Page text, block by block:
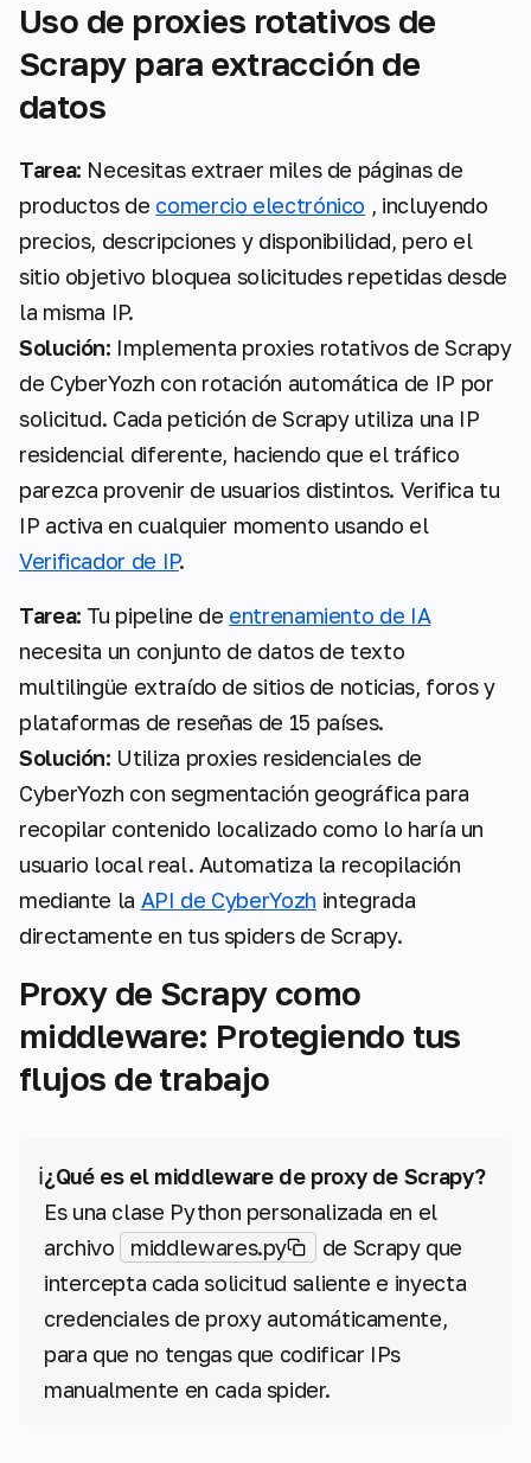
Uso de proxies rotativos de
Scrapy para extracción de
datos
Tarea: Necesitas extraer miles de páginas de
productos de comercio electrónico , incluyendo
precios, descripciones y disponibilidad, pero el
sitio objetivo bloquea solicitudes repetidas desde
la misma IP.
Solución: Implementa proxies rotativos de Scrapy
de CyberYozh con rotación automática de IP por
solicitud. Cada petición de Scrapy utiliza una IP
residencial diferente, haciendo que el tráfico
parezca provenir de usuarios distintos. Verifica tu
IP activa en cualquier momento usando el
Verificador de IP.
Tarea: Tu pipeline de entrenamiento de IA
necesita un conjunto de datos de texto
multilingüe extraído de sitios de noticias, foros y
plataformas de reseñas de 15 países.
Solución: Utiliza proxies residenciales de
CyberYozh con segmentación geográfica para
recopilar contenido localizado como lo haría un
usuario local real. Automatiza la recopilación
mediante la API de CyberYozh integrada
directamente en tus spiders de Scrapy.
Proxy de Scrapy como
middleware: Protegiendo tus
flujos de trabajo
ℹ️¿Qué es el middleware de proxy de Scrapy?
Es una clase Python personalizada en el
archivo
middlewares.py
de Scrapy que
intercepta cada solicitud saliente e inyecta
credenciales de proxy automáticamente,
para que no tengas que codificar IPs
manualmente en cada spider.